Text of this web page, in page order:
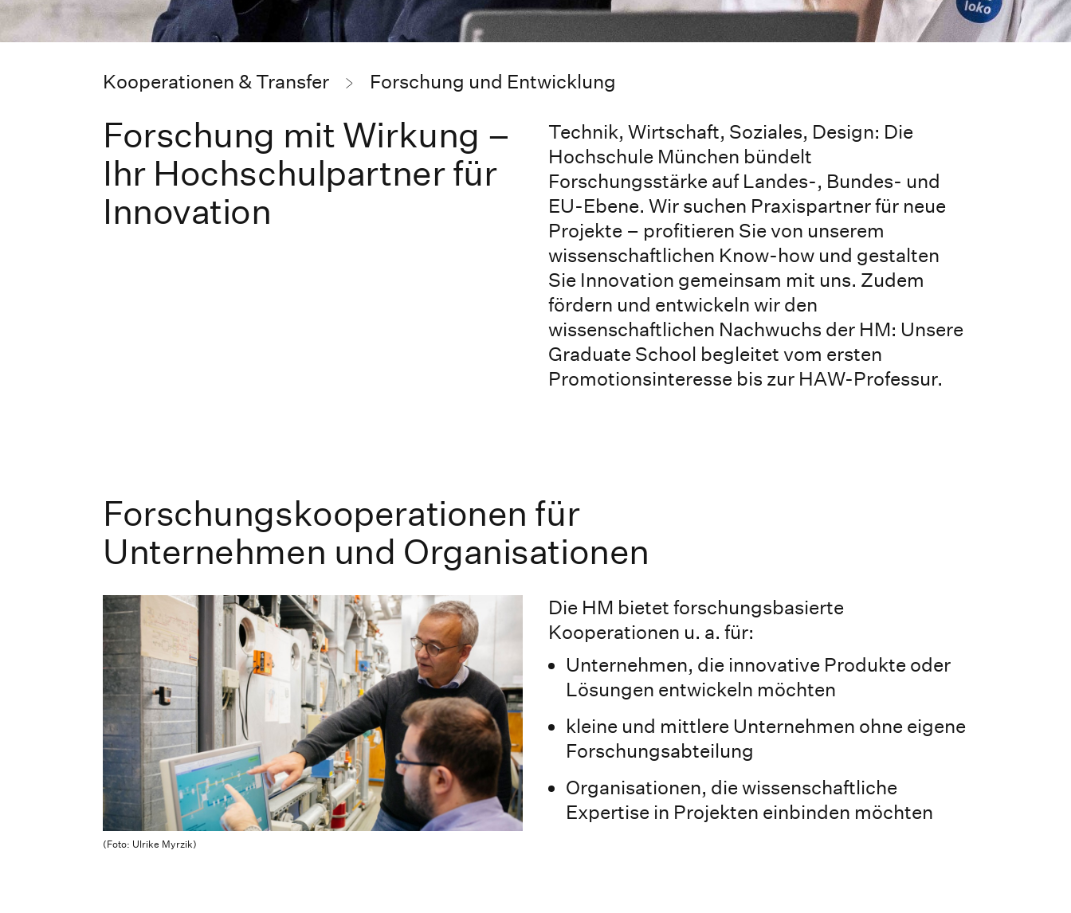
Kooperationen & Transfer Forschung und Entwicklung
Forschung mit Wirkung –
Ihr Hochschulpartner für
Innovation
Technik, Wirtschaft, Soziales, Design: Die
Hochschule München bündelt
Forschungsstärke auf Landes-, Bundes- und
EU-Ebene. Wir suchen Praxispartner für neue
Projekte – profitieren Sie von unserem
wissenschaftlichen Know-how und gestalten
Sie Innovation gemeinsam mit uns. Zudem
fördern und entwickeln wir den
wissenschaftlichen Nachwuchs der HM: Unsere
Graduate School begleitet vom ersten
Promotionsinteresse bis zur HAW-Professur.
Forschungskooperationen für
Unternehmen und Organisationen
(Foto: Ulrike Myrzik)
Die HM bietet forschungsbasierte
Kooperationen u. a. für:
Unternehmen, die innovative Produkte oder
Lösungen entwickeln möchten
kleine und mittlere Unternehmen ohne eigene
Forschungsabteilung
Organisationen, die wissenschaftliche
Expertise in Projekten einbinden möchten